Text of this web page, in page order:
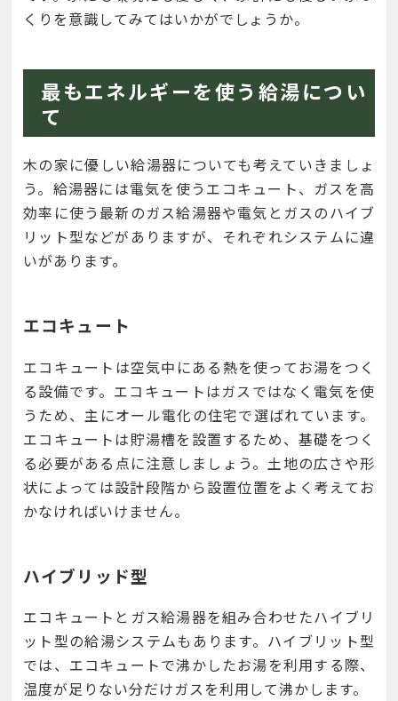
くりを意識してみてはいかがでしょうか。
最もエネルギーを使う給湯につい
て
木の家に優しい給湯器についても考えていきましょ
う。給湯器には電気を使うエコキュート、ガスを高
効率に使う最新のガス給湯器や電気とガスのハイブ
リット型などがありますが、それぞれシステムに違
いがあります。
エコキュート
エコキュートは空気中にある熱を使ってお湯をつく
る設備です。エコキュートはガスではなく電気を使
うため、主にオール電化の住宅で選ばれています。
エコキュートは貯湯槽を設置するため、基礎をつく
る必要がある点に注意しましょう。土地の広さや形
状によっては設計段階から設置位置をよく考えてお
かなければいけません。
ハイブリッド型
エコキュートとガス給湯器を組み合わせたハイブリ
ット型の給湯システムもあります。ハイブリット型
では、エコキュートで沸かしたお湯を利用する際、
温度が足りない分だけガスを利用して沸かします。